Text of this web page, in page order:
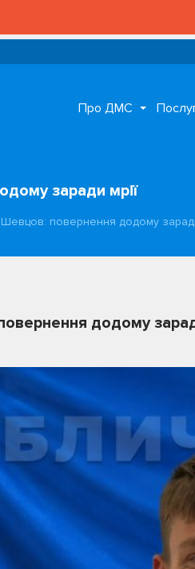
Про ДМС
заради мрії
Шевцов: повернення додому
додому